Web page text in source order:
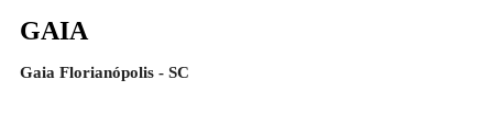
GAIA
Gaia Florianópolis - SC